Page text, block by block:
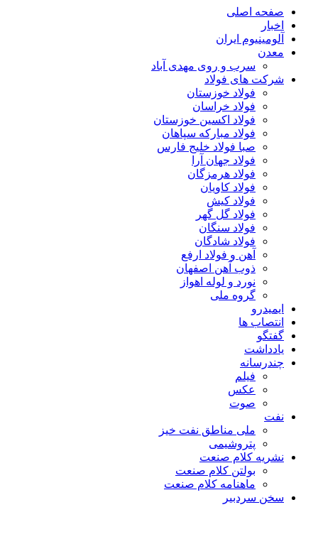
صفحه اصلی
اخبار
آلومینیوم ایران
معدن
سرب و روی مهدی آباد
شرکت های فولاد
فولاد خوزستان
فولاد خراسان
فولاد اکسین خوزستان
فولاد مبارکه سپاهان
صبا فولاد خلیج فارس
فولاد جهان آرا
فولاد هرمزگان
فولاد کاویان
فولاد کیش
فولاد گل گهر
فولاد سنگان
فولاد شادگان
آهن و فولاد ارفع
ذوب آهن اصفهان
نورد و لوله اهواز
گروه ملی
ایمیدرو
انتصاب ها
گفتگو
یادداشت
چندرسانه
فیلم
عکس
صوت
نفت
ملی مناطق نفت خیز
پتروشیمی
نشریه کلام صنعت
بولتن کلام صنعت
ماهنامه کلام صنعت
سخن سردبیر